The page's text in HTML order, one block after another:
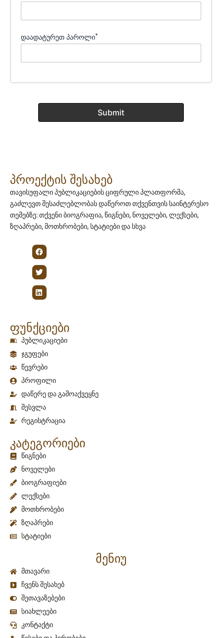
დაადატურეთ პაროლი*
პროექტის შესახებ
თავისუფალი პუბლიკაციების ციფრული პლათფორმა,
გაძლევთ შესაძლებლობას დაწეროთ თქვენთვის საინტერესო
თემებზე: თქვენი ბიოგრაფია, წიგნები, ნოველები, ლექსები,
ზღაპრები, მოთხრობები, სტატიები და სხვა
ფუნქციები
პუბლიკაციები
ჯგუფები
წევრები
პროფილი
დაწერე და გამოაქვეყნე
შესვლა
რეგისტრაცია
კატეგორიები
წიგნები
ნოველები
ბიოგრაფიები
ლექსები
მოთხრობები
ზღაპრები
სტატიები
მენიუ
მთავარი
ჩვენს შესახებ
შეთავაზებები
სიახლეები
კონტაქტი